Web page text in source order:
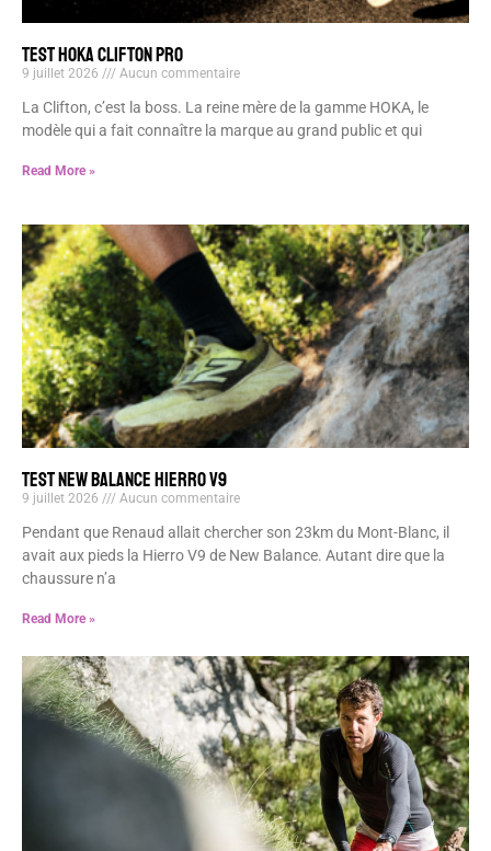
TEST HOKA CLIFTON PRO
9 juillet 2026 Aucun commentaire
La Clifton, c’est la boss. La reine mère de la gamme HOKA, le
modèle qui a fait connaître la marque au grand public et qui
Read More »
TEST NEW BALANCE HIERRO V9
9 juillet 2026 Aucun commentaire
Pendant que Renaud allait chercher son 23km du Mont-Blanc, il
avait aux pieds la Hierro V9 de New Balance. Autant dire que la
chaussure n’a
Read More »